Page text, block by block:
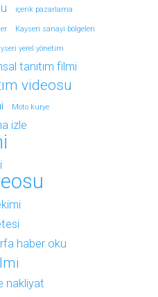
içerik pazarlama
Kayseri sanayi bölgeleri
yerel yönetim
tanıtım filmi
videosu
Moto kurye
izle
haber oku
nakliyat